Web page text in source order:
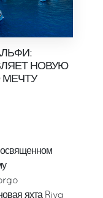
НОВУЮ
МЕЧТУ
яхта Riva